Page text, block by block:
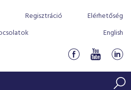
Regisztráció
Elérhetőség
English